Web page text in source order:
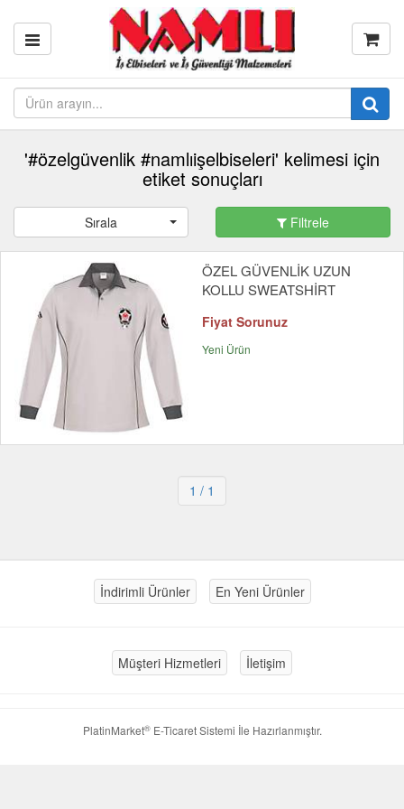
'#özelgüvenlik #namlıişelbiseleri' kelimesi için
etiket sonuçları
Sırala Filtrele
ÖZEL GÜVENLİK UZUN
KOLLU SWEATSHİRT
Fiyat Sorunuz
Yeni Ürün
1 / 1
İndirimli Ürünler En Yeni Ürünler
Müşteri Hizmetleri İletişim
PlatinMarket®E-Ticaret Sistemi İle Hazırlanmıştır.